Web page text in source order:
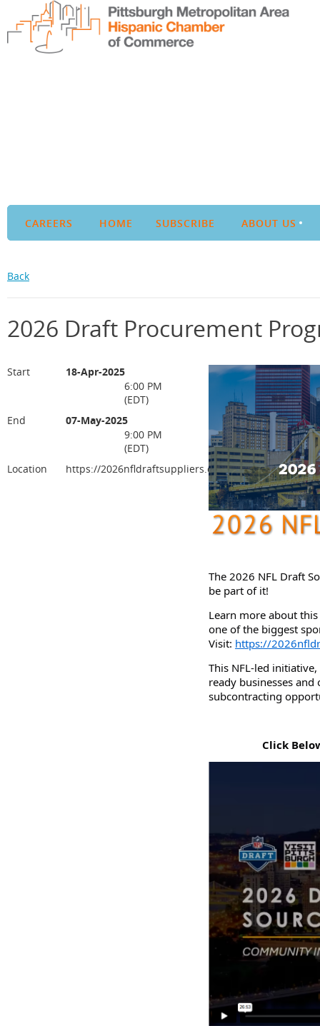
CAREERS HOME SUBSCRIBE ABOUT US
Back
2026 Draft Procurement
Start
18-Apr-2025
6:00 PM
(EDT)
End
07-May-2025
9:00 PM
(EDT)
Location
https://2026nfldraftsuppliers.com/
The 2026 NFL Draft
be part of it!
Learn more about
one of the biggest
Visit: https://
This NFL-led
ready businesses
subcontracting
Click